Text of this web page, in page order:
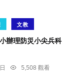
文教
辦理防災小尖兵科
5,508 觀看